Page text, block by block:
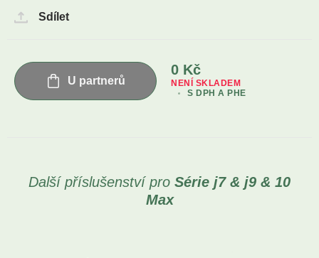
Sdílet
U partnerů
0 Kč
S DPH A PHE
NENÍ SKLADEM
Další příslušenství pro Série j7 & j9 & 10
Max